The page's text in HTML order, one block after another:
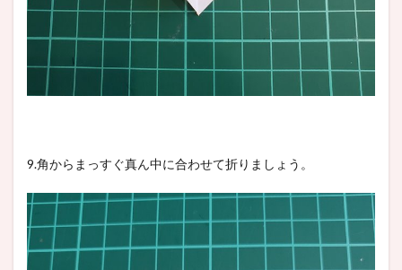
9.角からまっすぐ真ん中に合わせて折りましょう。